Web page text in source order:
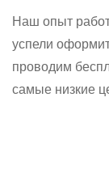
Наш опыт
успели
проводим
самые низкие